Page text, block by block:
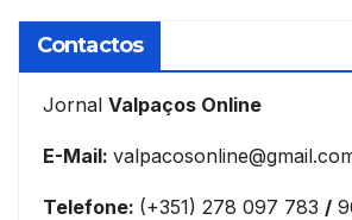
Contactos
Jornal Valpaços Online
E-Mail:
Telefone: (+351) 278 097 783 /